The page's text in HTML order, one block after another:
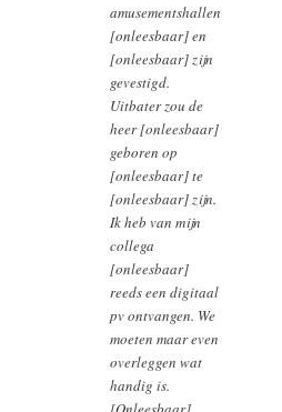
amusementshallen
[onleesbaar] en
[onleesbaar] zijn
gevestigd.
Uitbater zou de
heer [onleesbaar]
geboren op
[onleesbaar] te
[onleesbaar] zijn.
Ik heb van mijn
collega
[onleesbaar]
reeds een digitaal
pv ontvangen. We
moeten maar even
overleggen wat
handig is.